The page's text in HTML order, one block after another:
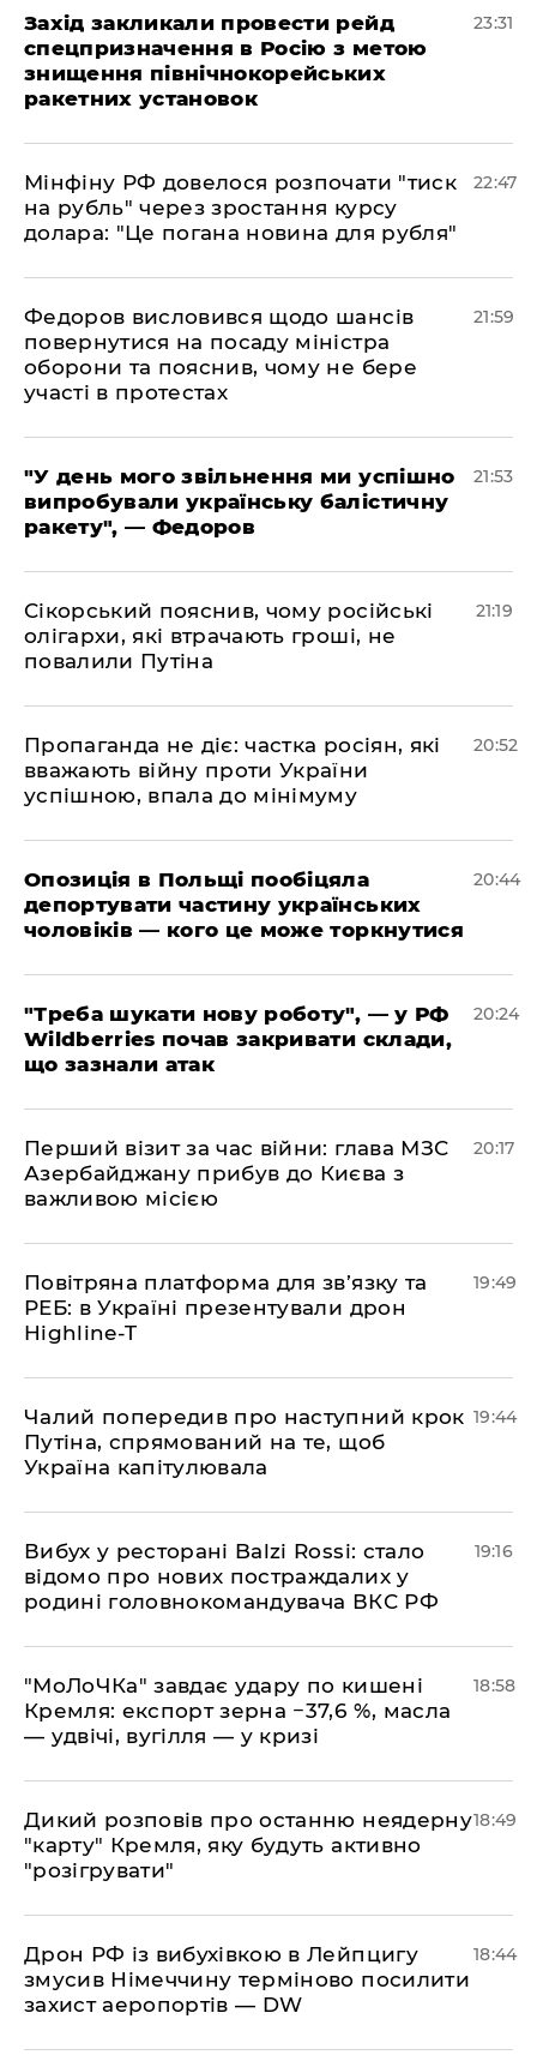
​Захід закликали провести рейд
спецпризначення в Росію з метою
знищення північнокорейських
ракетних установок
23:31
​Мінфіну РФ довелося розпочати "тиск
на рубль" через зростання курсу
долара: "Це погана новина для рубля"
22:47
​Федоров висловився щодо шансів
повернутися на посаду міністра
оборони та пояснив, чому не бере
участі в протестах
21:59
​"У день мого звільнення ми успішно
випробували українську балістичну
ракету", — Федоров
21:53
​Сікорський пояснив, чому російські
олігархи, які втрачають гроші, не
повалили Путіна
21:19
​Пропаганда не діє: частка росіян, які
вважають війну проти України
успішною, впала до мінімуму
20:52
​Опозиція в Польщі пообіцяла
депортувати частину українських
чоловіків — кого це може торкнутися
20:44
​"Треба шукати нову роботу", — у РФ
Wildberries почав закривати склади,
що зазнали атак
20:24
​Перший візит за час війни: глава МЗС
Азербайджану прибув до Києва з
важливою місією
20:17
​Повітряна платформа для зв’язку та
РЕБ: в Україні презентували дрон
Highline-T
19:49
​Чалий попередив про наступний крок
Путіна, спрямований на те, щоб
Україна капітулювала
19:44
​Вибух у ресторані Balzi Rossi: стало
відомо про нових постраждалих у
родині головнокомандувача ВКС РФ
19:16
​"МоЛоЧКа" завдає удару по кишені
Кремля: експорт зерна −37,6 %, масла
— удвічі, вугілля — у кризі
18:58
​Дикий розповів про останню неядерну
"карту" Кремля, яку будуть активно
"розігрувати"
18:49
​Дрон РФ із вибухівкою в Лейпцигу
змусив Німеччину терміново посилити
захист аеропортів — DW
18:44